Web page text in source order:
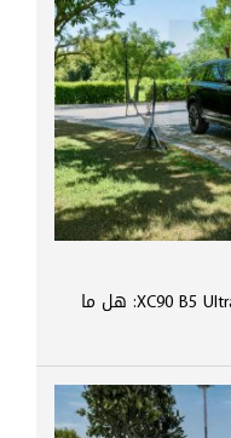
تجربة فولفو XC90 B5 Ultra Black Edition 2026: هل ما